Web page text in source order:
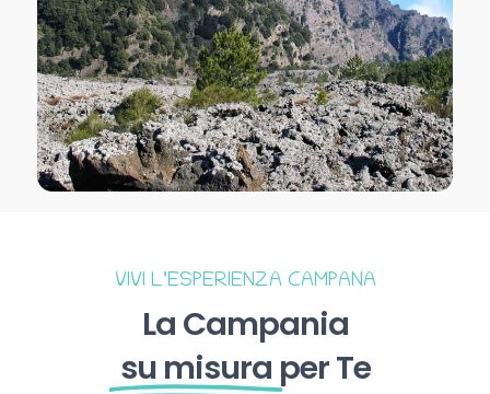
VIVI L’ESPERIENZA CAMPANA
La Campania
su misura per Te